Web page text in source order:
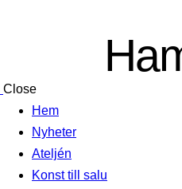
Close
Hem
Nyheter
Ateljén
Konst till salu